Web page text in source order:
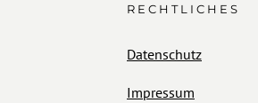
RECHTLICHES
Datenschutz
Impressum